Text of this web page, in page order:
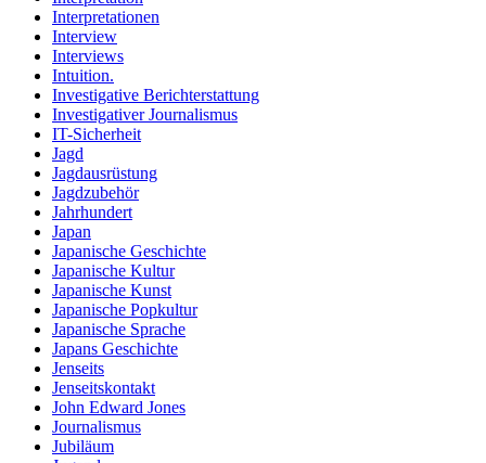
Interpretationen
Interview
Interviews
Intuition.
Investigative Berichterstattung
Investigativer Journalismus
IT-Sicherheit
Jagd
Jagdausrüstung
Jagdzubehör
Jahrhundert
Japan
Japanische Geschichte
Japanische Kultur
Japanische Kunst
Japanische Popkultur
Japanische Sprache
Japans Geschichte
Jenseits
Jenseitskontakt
John Edward Jones
Journalismus
Jubiläum